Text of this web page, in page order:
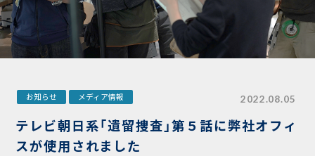
お知らせ メディア情報 2022.08.05
テレビ朝日系「遺留捜査」第５話に弊社オフィ
スが使用されました